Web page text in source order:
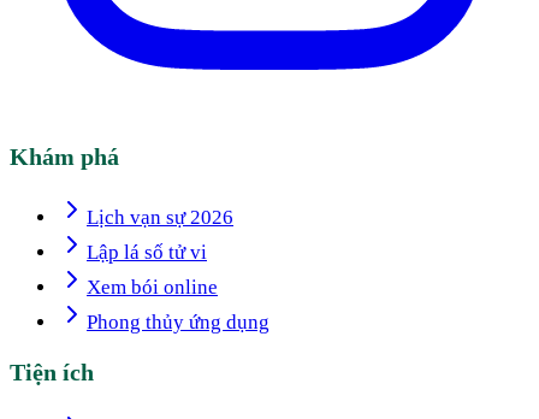
Khám phá
Lịch vạn sự 2026
Lập lá số tử vi
Xem bói online
Phong thủy ứng dụng
Tiện ích